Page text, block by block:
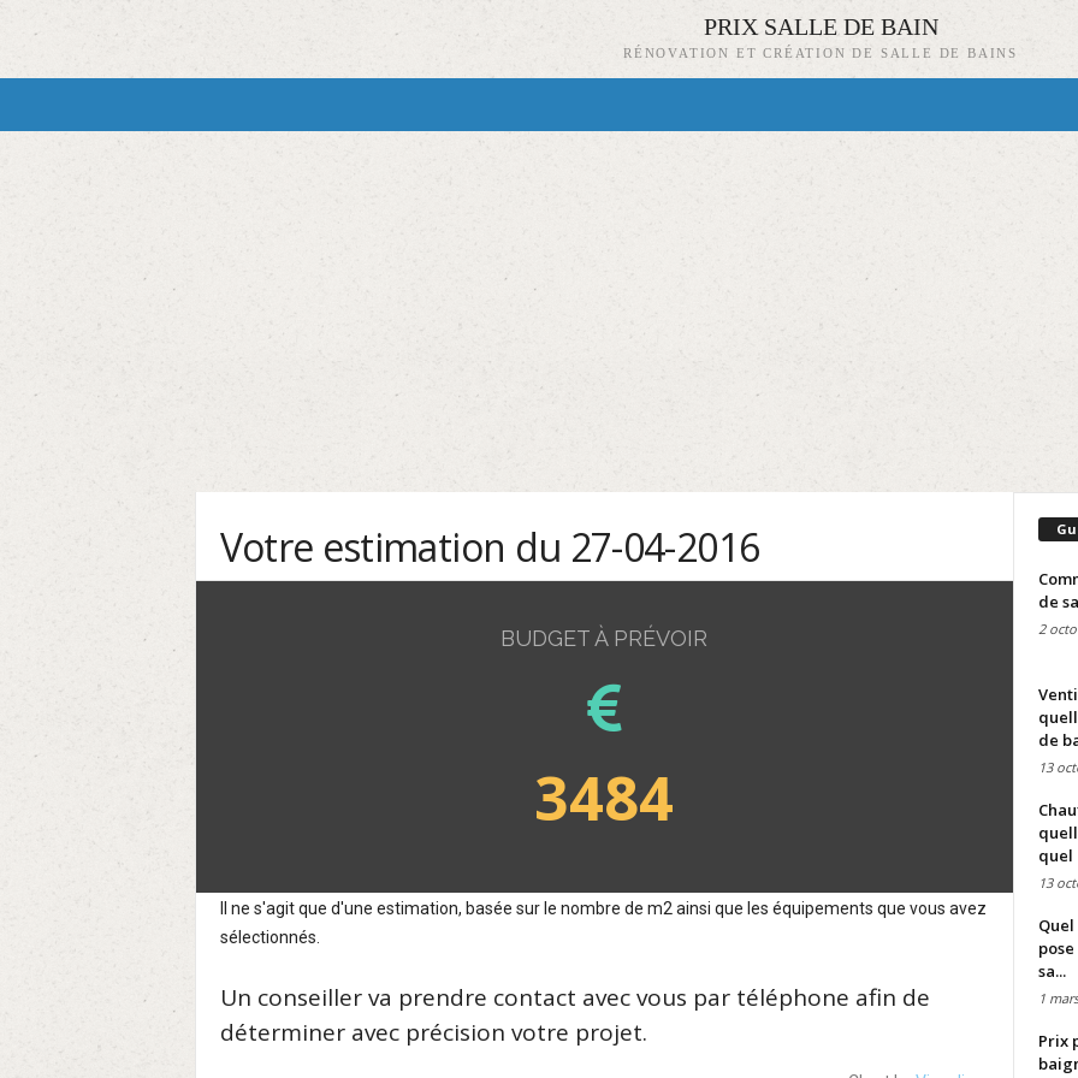
PRIX SALLE DE BAIN
RÉNOVATION ET CRÉATION DE SALLE DE BAINS
Votre estimation du 27-04-2016
BUDGET À PRÉVOIR
3484
Il ne s'agit que d'une estimation, basée sur le nombre de m2 ainsi que les équipements que vous avez
sélectionnés.
Un conseiller va prendre contact avec vous par téléphone afin de
déterminer avec précision votre projet.
de
2
de
13
quel
13
sa...
1
Prix